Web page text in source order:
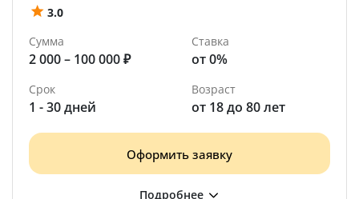
3.0
Сумма
2 000 – 100 000 ₽
Ставка
от 0%
Срок
1 - 30 дней
Возраст
от 18 до 80 лет
Оформить заявку